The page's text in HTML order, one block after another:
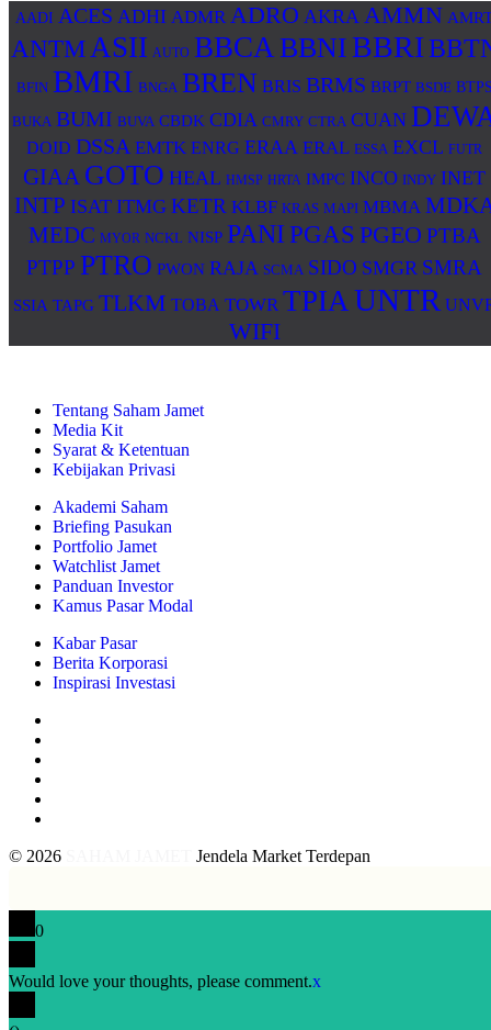
AADI ACES ADHI ADMR ADRO AKRA AMMN
ANTMASII AUTO BBCABBNIBBRI
BFIN BMRI BNGA BREN BRIS BRMS BRPT BSDE
BUKA BUMI BUVA CBDK CDIA CMRY CTRA CUAN
DOID DSSA EMTK ENRG ERAA ERAL ESSA EXCL FUTR
GIAA GOTO HEAL HMSP HRTA IMPC INCO INDY INET
INTP ISAT ITMG KETR KLBF KRAS MAPI MBMA
MEDC MYOR NCKL NISP PANIPGAS PGEO PTBA
PTPP PTRO PWON RAJA SCMA SIDO SMGR SMRA
SSIA TAPG TLKM TOBA TOWR TPIAUNTR
WIFI
Tentang Saham Jamet
Media Kit
Syarat & Ketentuan
Kebijakan Privasi
Akademi Saham
Briefing Pasukan
Portfolio Jamet
Watchlist Jamet
Panduan Investor
Kamus Pasar Modal
Kabar Pasar
Berita Korporasi
Inspirasi Investasi
© 2026 Jendela Market Terdepan
0
Would love your thoughts, please comment.x